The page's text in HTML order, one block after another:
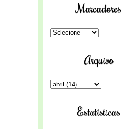
Marcadores
Arquivo
Estatísticas